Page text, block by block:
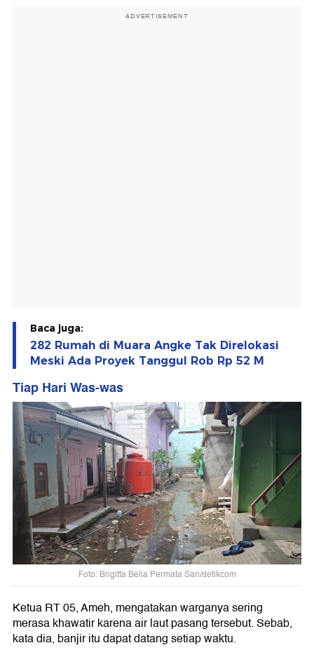
ADVERTISEMENT
Baca juga:
282 Rumah di Muara Angke Tak Direlokasi
Meski Ada Proyek Tanggul Rob Rp 52 M
Tiap Hari Was-was
Foto: Brigitta Belia Permata Sari/detikcom
Ketua RT 05, Ameh, mengatakan warganya sering
merasa khawatir karena air laut pasang tersebut. Sebab,
kata dia, banjir itu dapat datang setiap waktu.